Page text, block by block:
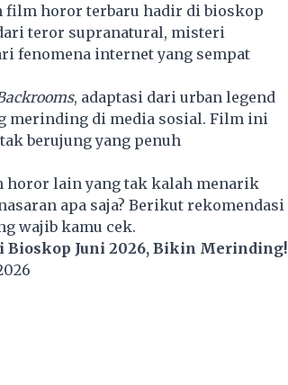
film horor terbaru hadir di bioskop
teror supranatural, misteri
fenomena internet yang sempat
, adaptasi dari urban legend
merinding di media sosial. Film ini
berujung yang penuh
horor lain yang tak kalah menarik
apa saja? Berikut rekomendasi
wajib kamu cek.
Bioskop Juni 2026, Bikin Merinding!